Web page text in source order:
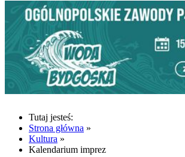
Tutaj jesteś:
Strona główna »
Kultura »
Kalendarium imprez